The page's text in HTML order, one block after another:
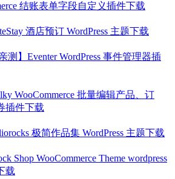
结账表单字段自定义插件下载
酒店预订 WordPress 主题下载
亲测】Eventer WordPress 事件管理器插
WooCommerce 批量编辑产品、订
插件下载
极简作品集 WordPress 主题下载
Shop WooCommerce Theme wordpress
载